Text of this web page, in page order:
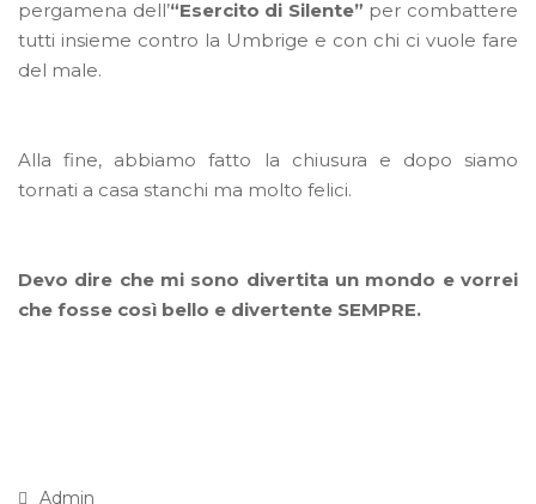
pergamena dell’“Esercito di Silente” per combattere
tutti insieme contro la Umbrige e con chi ci vuole fare
del male.
Alla fine, abbiamo fatto la chiusura e dopo siamo
tornati a casa stanchi ma molto felici.
Devo dire che mi sono divertita un mondo e vorrei
che fosse così bello e divertente SEMPRE.
Admin